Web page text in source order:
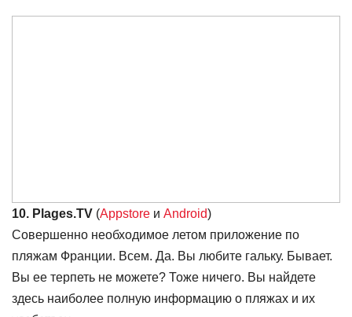
10. Plages.TV (Appstore и Android)
Совершенно необходимое летом приложение по
пляжам Франции. Всем. Да. Вы любите гальку. Бывает.
Вы ее терпеть не можете? Тоже ничего. Вы найдете
здесь наиболее полную информацию о пляжах и их